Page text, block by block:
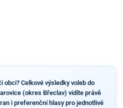
obci? Celkové výsledky voleb do
(okres Břeclav) vidíte právě
i preferenční hlasy pro jednotlivé